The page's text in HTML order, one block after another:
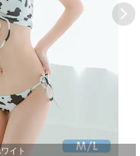
イト